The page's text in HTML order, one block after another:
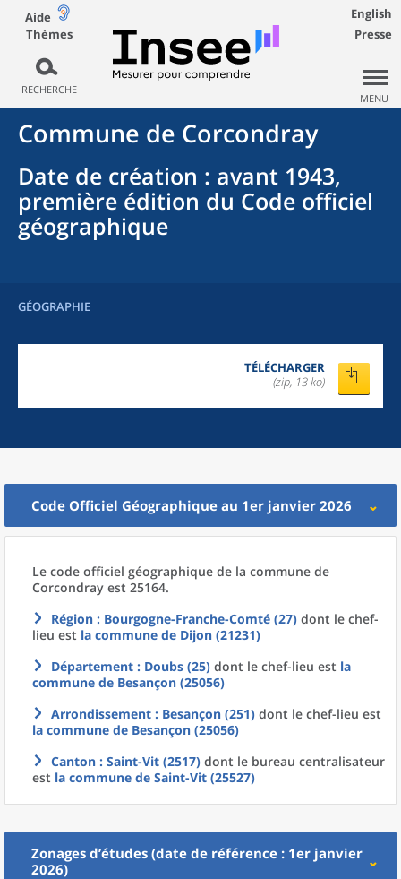
Aide
Thèmes
RECHERCHE
English
Presse
MENU
Commune de Corcondray
Date de création : avant 1943,
première édition du Code officiel
géographique
GÉOGRAPHIE
TÉLÉCHARGER
(zip, 13 ko)
Code Officiel Géographique au 1er janvier 2026
Le code officiel géographique de la commune de
Corcondray est 25164.
Région : Bourgogne-Franche-Comté (27) dont le chef-
lieu est la commune de Dijon (21231)
Département : Doubs (25) dont le chef-lieu est la
commune de Besançon (25056)
Arrondissement : Besançon (251) dont le chef-lieu est
la commune de Besançon (25056)
Canton : Saint-Vit (2517) dont le bureau centralisateur
est la commune de Saint-Vit (25527)
Zonages d’études (date de référence : 1er janvier
2026)